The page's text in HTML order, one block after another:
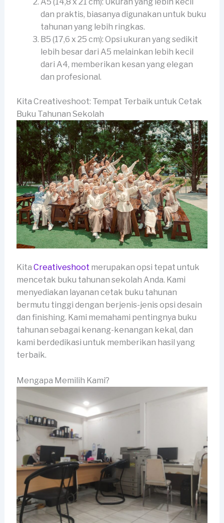
A5 (14,8 x 21 cm): Ukuran yang lebih kecil
dan praktis, biasanya digunakan untuk buku
tahunan yang lebih ringkas.
B5 (17,6 x 25 cm): Opsi ukuran yang sedikit
lebih besar dari A5 melainkan lebih kecil
dari A4, memberikan kesan yang elegan
dan profesional.
Kita Creativeshoot: Tempat Terbaik untuk Cetak
Buku Tahunan Sekolah
Kita Creativeshoot merupakan opsi tepat untuk
mencetak buku tahunan sekolah Anda. Kami
menyediakan layanan cetak buku tahunan
bermutu tinggi dengan berjenis-jenis opsi desain
dan finishing. Kami memahami pentingnya buku
tahunan sebagai kenang-kenangan kekal, dan
kami berdedikasi untuk memberikan hasil yang
terbaik.
Mengapa Memilih Kami?